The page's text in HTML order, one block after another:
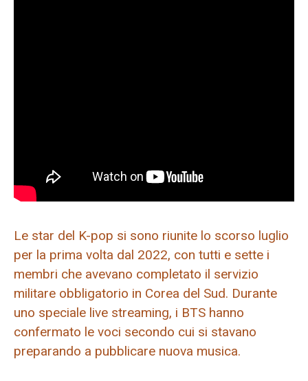
Le star del K-pop si sono riunite lo scorso luglio
per la prima volta dal 2022, con tutti e sette i
membri che avevano completato il servizio
militare obbligatorio in Corea del Sud. Durante
uno speciale live streaming, i BTS hanno
confermato le voci secondo cui si stavano
preparando a pubblicare nuova musica.